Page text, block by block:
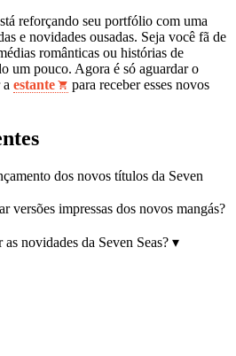
reforçando seu portfólio com uma
e novidades ousadas. Seja você fã de
românticas ou histórias de
um pouco. Agora é só aguardar o
estante
para receber esses novos
dos novos títulos da Seven
versões impressas dos novos mangás?
novidades da Seven Seas? ▾